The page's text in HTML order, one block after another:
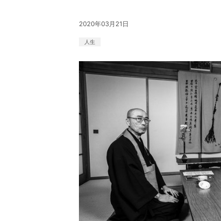
2020年03月21日
人生